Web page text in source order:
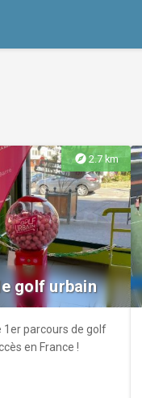
explore 2.7 km
golf urbain
1er parcours de golf
en France !